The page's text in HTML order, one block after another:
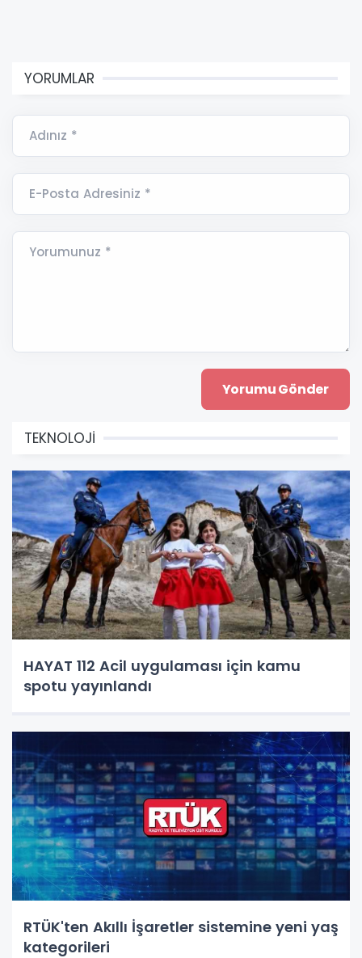
YORUMLAR
Adınız *
E-Posta Adresiniz *
Yorumunuz *
TEKNOLOJİ
HAYAT 112 Acil uygulaması için kamu
spotu yayınlandı
RTÜK'ten Akıllı İşaretler sistemine yeni yaş
kategorileri